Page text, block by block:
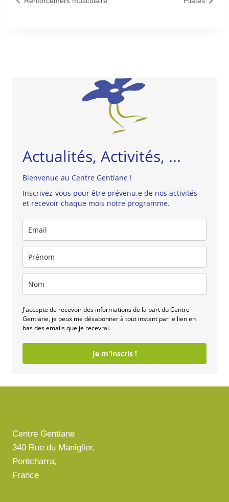
Actualités, Activités, ...
Bienvenue au Centre Gentiane !
Inscrivez-vous pour être prévenu.e de nos activités
et recevoir chaque mois notre programme.
J'accepte de recevoir des informations de la part du Centre
Gentiane, je peux me désabonner à tout instant par le lien en
bas des emails que je recevrai.
Je m'inscris !
Centre Gentiane
340 Rue du Maniglier,
Pontcharra,
France